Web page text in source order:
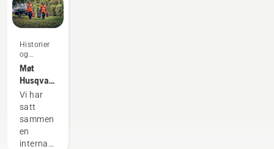
Historier
og
inspirasjon
Møt
Husqvarnas
H-Team
– de
kravstore
brukerne
våre
Vi har
satt
sammen
en
internasjonal